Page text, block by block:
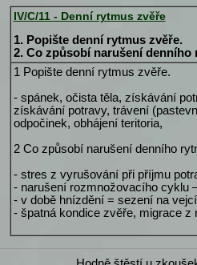
IV/C/11 - Denní rytmus zvěře
1. Popište denní rytmus zvěře.
2. Co způsobí narušení denního
1 Popište denní rytmus zvěře.
- spánek, očista těla, získávání
získávání potravy, trávení
odpočinek, obhájení teritoria,
2 Co způsobí narušení denního
- stres z vyrušování při příjmu
- narušení rozmnožovacího cyklu
- v době hnízdění = sezení na
- špatná kondice zvěře, migrace z